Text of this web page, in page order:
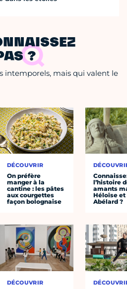
?
intemporels, mais qui valent le
DÉCOUVRIR
On préfère
manger à la
cantine : les pâtes
aux courgettes
façon bolognaise
DÉCOUVRIR
l’histoire
amants
Héloïse et
Abélard ?